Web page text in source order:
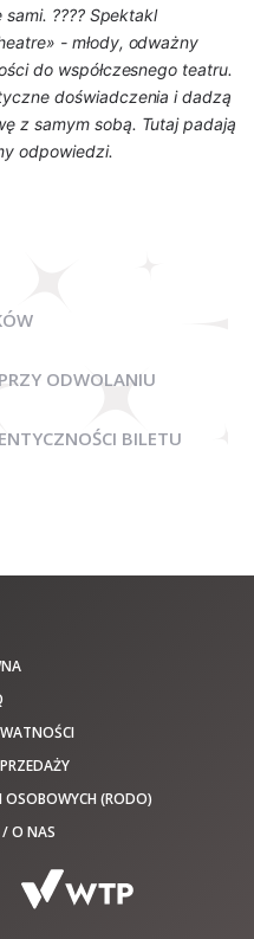
???? Spektakl
- młody, odważny
do współczesnego teatru.
doświadczenia i dadzą
z samym sobą. Tutaj padają
odpowiedzi.
ODWOLANIU
BILETU
(RODO)
O NAS